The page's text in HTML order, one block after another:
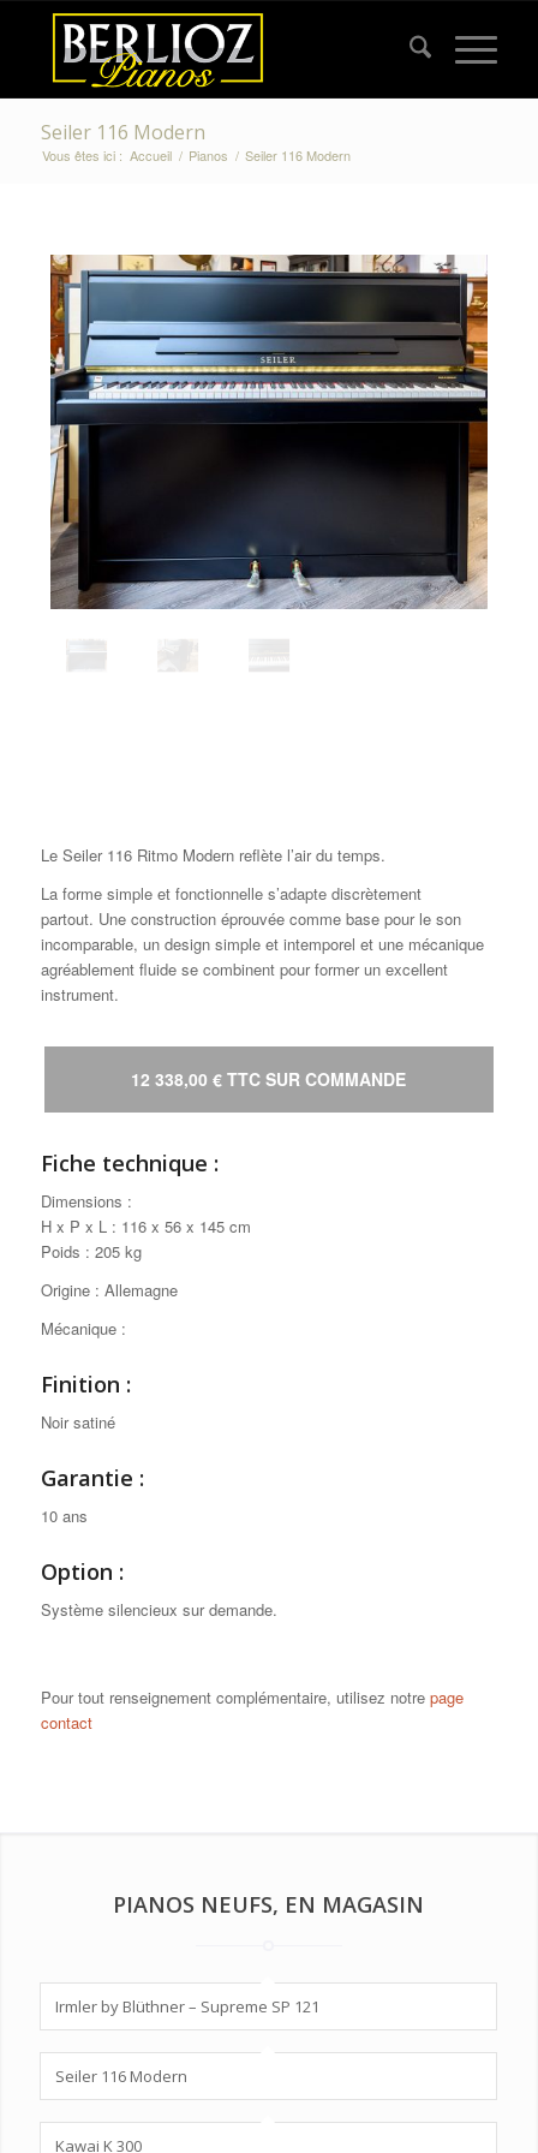
Seiler 116 Modern
Vous êtes ici : Accueil / Pianos / Seiler 116 Modern
Le Seiler 116 Ritmo Modern reflète l’air du temps.
La forme simple et fonctionnelle s’adapte discrètement
partout. Une construction éprouvée comme base pour le son
incomparable, un design simple et intemporel et une mécanique
agréablement fluide se combinent pour former un excellent
instrument.
12 338,00 € TTC SUR COMMANDE
Fiche technique :
Dimensions :
H x P x L : 116 x 56 x 145 cm
Poids : 205 kg
Origine : Allemagne
Mécanique :
Finition :
Noir satiné
Garantie :
10 ans
Option :
Système silencieux sur demande.
Pour tout renseignement complémentaire, utilisez notre page
contact
PIANOS NEUFS, EN MAGASIN
Irmler by Blüthner – Supreme SP 121
Seiler 116 Modern
Kawai K 300